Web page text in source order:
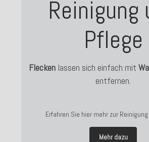
Reinigung
Pflege
Flecken lassen sich einfach mit
entfernen.
Erfahren Sie hier mehr zur
Mehr dazu